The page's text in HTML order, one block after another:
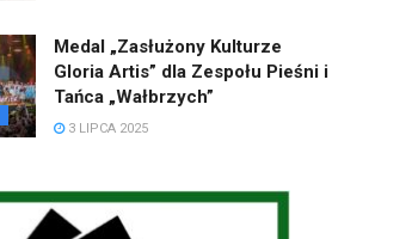
Medal „Zasłużony Kulturze
Gloria Artis” dla Zespołu Pieśni i
Tańca „Wałbrzych”
3 LIPCA 2025